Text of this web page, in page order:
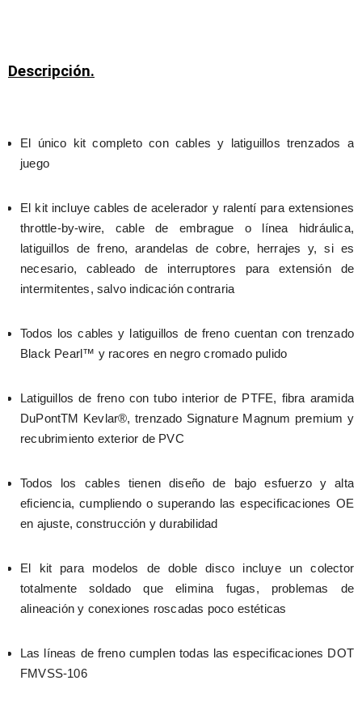
Descripción.
El único kit completo con cables y latiguillos trenzados a
juego
El kit incluye cables de acelerador y ralentí para extensiones
throttle-by-wire, cable de embrague o línea hidráulica,
latiguillos de freno, arandelas de cobre, herrajes y, si es
necesario, cableado de interruptores para extensión de
intermitentes, salvo indicación contraria
Todos los cables y latiguillos de freno cuentan con trenzado
Black Pearl™ y racores en negro cromado pulido
Latiguillos de freno con tubo interior de PTFE, fibra aramida
DuPontTM Kevlar®, trenzado Signature Magnum premium y
recubrimiento exterior de PVC
Todos los cables tienen diseño de bajo esfuerzo y alta
eficiencia, cumpliendo o superando las especificaciones OE
en ajuste, construcción y durabilidad
El kit para modelos de doble disco incluye un colector
totalmente soldado que elimina fugas, problemas de
alineación y conexiones roscadas poco estéticas
Las líneas de freno cumplen todas las especificaciones DOT
FMVSS-106